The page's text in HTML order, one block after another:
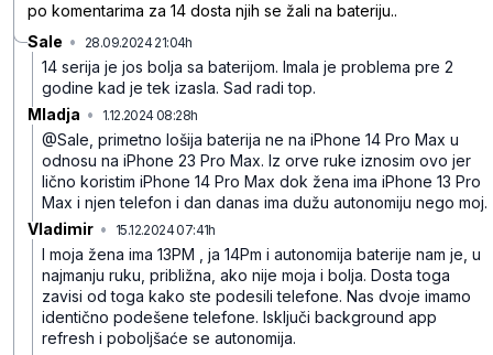
po komentarima za 14 dosta njih se žali na bateriju..
Sale • 28.09.2024 21:04h
14 serija je jos bolja sa baterijom. Imala je problema pre 2
godine kad je tek izasla. Sad radi top.
Mladja • 1.12.2024 08:28h
@Sale, primetno lošija baterija ne na iPhone 14 Pro Max u
odnosu na iPhone 23 Pro Max. Iz orve ruke iznosim ovo jer
lično koristim iPhone 14 Pro Max dok žena ima iPhone 13 Pro
Max i njen telefon i dan danas ima dužu autonomiju nego moj.
Vladimir • 15.12.2024 07:41h
I moja žena ima 13PM , ja 14Pm i autonomija baterije nam je, u
najmanju ruku, približna, ako nije moja i bolja. Dosta toga
zavisi od toga kako ste podesili telefone. Nas dvoje imamo
identično podešene telefone. Isključi background app
refresh i poboljšaće se autonomija.